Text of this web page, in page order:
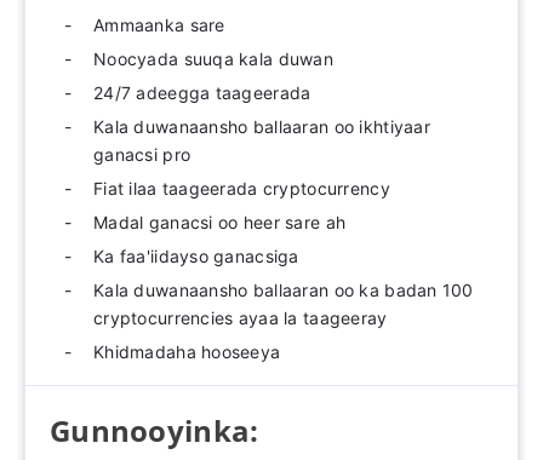
Ammaanka sare
Noocyada suuqa kala duwan
24/7 adeegga taageerada
Kala duwanaansho ballaaran oo ikhtiyaar
ganacsi pro
Fiat ilaa taageerada cryptocurrency
Madal ganacsi oo heer sare ah
Ka faa'iidayso ganacsiga
Kala duwanaansho ballaaran oo ka badan 100
cryptocurrencies ayaa la taageeray
Khidmadaha hooseeya
Gunnooyinka: